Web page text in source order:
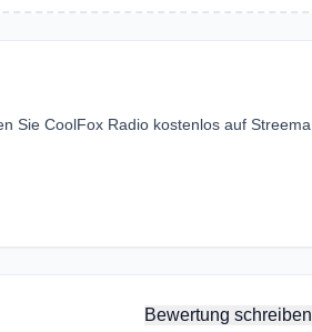
Sie CoolFox Radio kostenlos auf Streema
Bewertung schreiben